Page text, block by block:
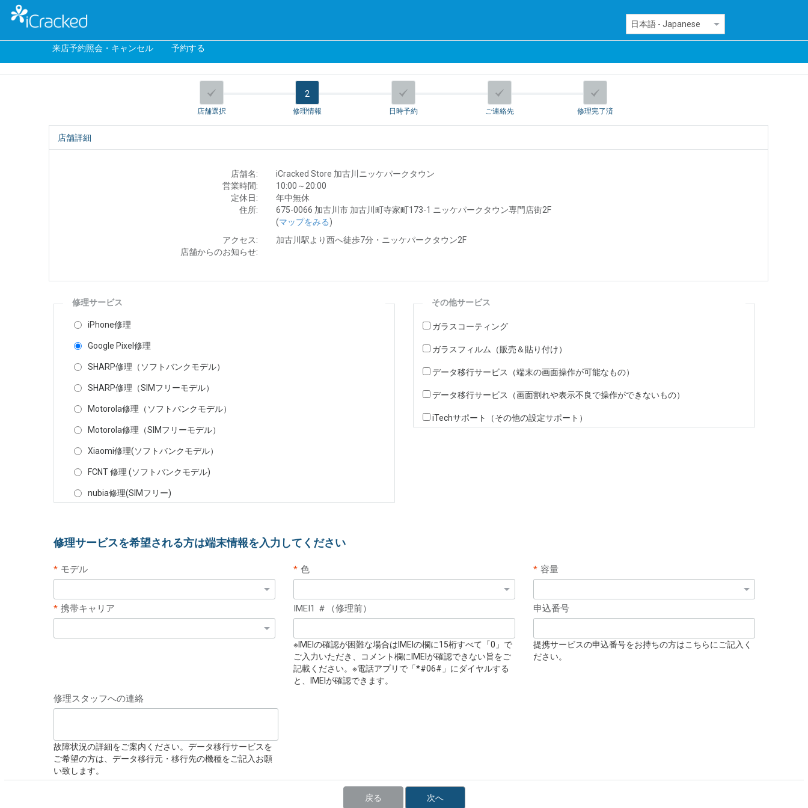
来店予約照会・キャンセル 予約する
店舗選択
2
修理情報 日時予約 ご連絡先 修理完了済
店舗詳細
店舗名:
iCracked Store 加古川ニッケパークタウン
営業時間:
10:00～20:00
定休日:
年中無休
住所:
675-0066 加古川市 加古川町寺家町173-1 ニッケパークタウン専門店街2F
(マップをみる)
アクセス:
加古川駅より西へ徒歩7分・ニッケパークタウン2F
店舗からのお知らせ:
修理サービス
iPhone修理
Google Pixel修理
SHARP修理（ソフトバンクモデル）
SHARP修理（SIMフリーモデル）
Motorola修理（ソフトバンクモデル）
Motorola修理（SIMフリーモデル）
Xiaomi修理(ソフトバンクモデル）
FCNT 修理 (ソフトバンクモデル)
nubia修理(SIMフリー)
その他サービス
ガラスコーティング
ガラスフィルム（販売＆貼り付け）
データ移行サービス（端末の画面操作が可能なもの）
データ移行サービス（画面割れや表示不良で操作ができないもの）
iTechサポート（その他の設定サポート）
修理サービスを希望される方は端末情報を入力してください
モデル 色 容量
携帯キャリア IMEI1 ＃（修理前）
※IMEIの確認が困難な場合はIMEIの欄に15桁すべて「0」で
ご入力いただき、コメント欄にIMEIが確認できない旨をご
記載ください。※電話アプリで「*#06#」にダイヤルする
と、IMEIが確認できます。
申込番号
提携サービスの申込番号をお持ちの方はこちらにご記入く
ださい。
修理スタッフへの連絡
故障状況の詳細をご案内ください。データ移行サービスを
ご希望の方は、データ移行元・移行先の機種をご記入お願
い致します。
戻る 次へ